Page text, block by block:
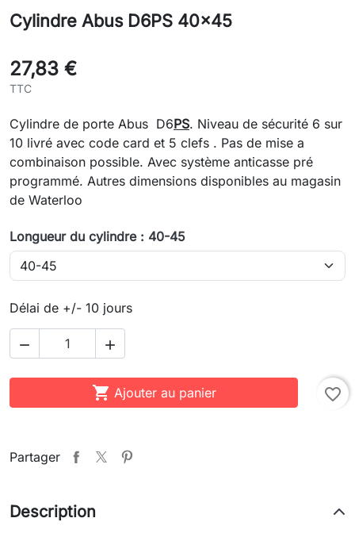
Cylindre Abus D6PS 40x45
27,83 €
TTC
Cylindre de porte Abus D6PS. Niveau de sécurité 6 sur
10 livré avec code card et 5 clefs . Pas de mise a
combinaison possible. Avec système anticasse pré
programmé. Autres dimensions disponibles au magasin
de Waterloo
Longueur du cylindre : 40-45
Délai de +/- 10 jours
 
 Ajouter au panier favorite_border
Partager
Description